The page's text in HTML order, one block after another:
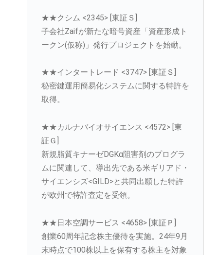
★★クシム <2345> [東証Ｓ]
子会社Zaifが新たな暗号資産「資産形成ト
ークン(仮称)」発行プロジェクトを始動。
★★インタートレード <3747> [東証Ｓ]
秘密鍵運用簡易化システムに関する特許を
取得。
★★カルナバイオサイエンス <4572> [東
証Ｇ]
新規脂質キナーゼDGKα阻害剤のプログラ
ムに関連して、導出先である米ギリアド・
サイエンシズ<GILD>と共同出願した特許
が欧州で特許査定を受領。
★★日本空調サービス <4658> [東証Ｐ]
創業60周年記念株主優待を実施。24年9月
末時点で100株以上を保有する株主を対象